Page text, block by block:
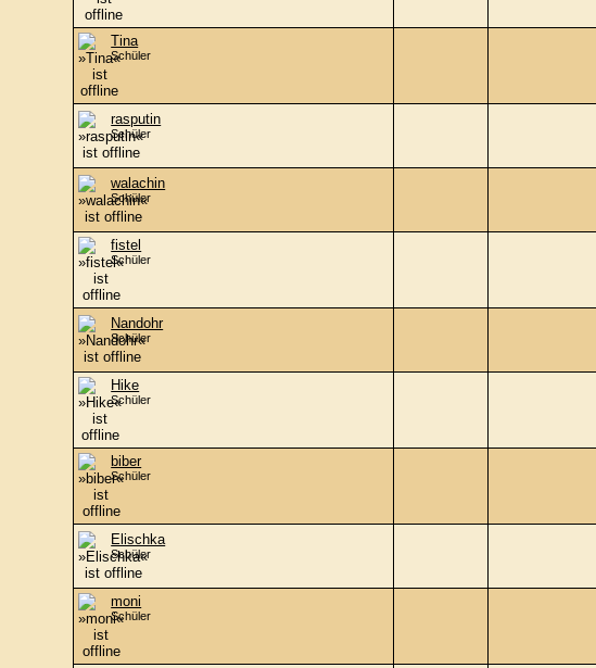
Tina
Schüler
rasputin
Schüler
walachin
Schüler
fistel
Schüler
Nandohr
Schüler
Hike
Schüler
biber
Schüler
Elischka
Schüler
moni
Schüler